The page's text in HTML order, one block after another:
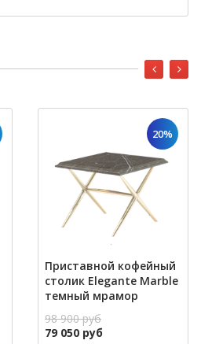
20%
Приставной кофейный
столик Elegante Marble
темный мрамор
98 900 руб
79 050 руб